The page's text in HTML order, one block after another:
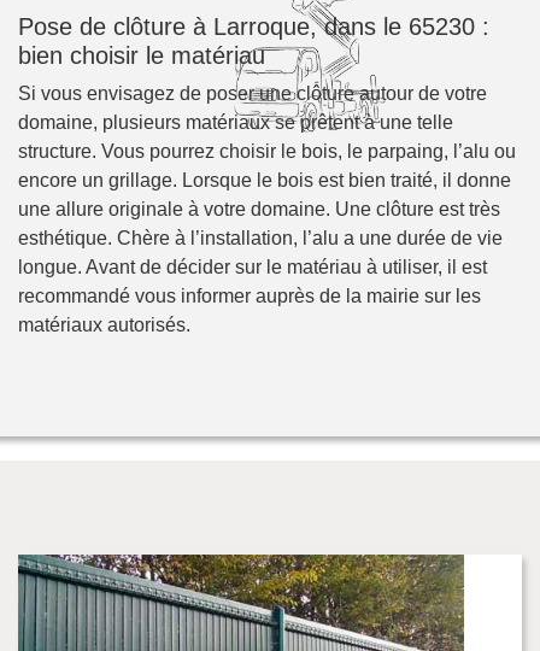
Pose de clôture à Larroque, dans le 65230 :
bien choisir le matériau
Si vous envisagez de poser une clôture autour de votre
domaine, plusieurs matériaux se prêtent à une telle
structure. Vous pourrez choisir le bois, le parpaing, l’alu ou
encore un grillage. Lorsque le bois est bien traité, il donne
une allure originale à votre domaine. Une clôture est très
esthétique. Chère à l’installation, l’alu a une durée de vie
longue. Avant de décider sur le matériau à utiliser, il est
recommandé vous informer auprès de la mairie sur les
matériaux autorisés.